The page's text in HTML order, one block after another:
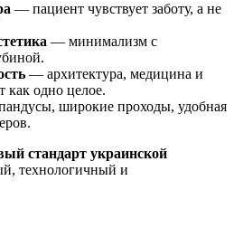
— пациент чувствует заботу, а не
— минимализм с
— архитектура, медицина и
как одно целое.
широкие проходы, удобная
стандарт украинской
технологичный и